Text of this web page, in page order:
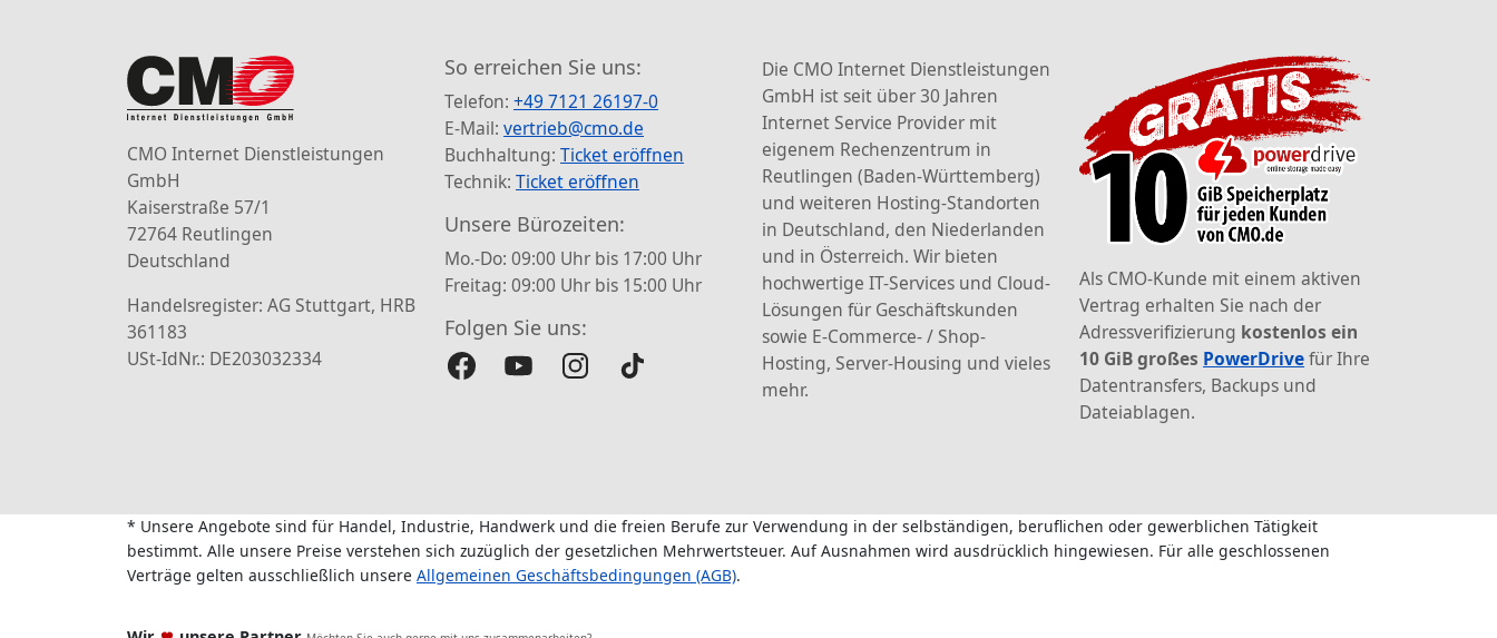
CMO Internet Dienstleistungen
GmbH
Kaiserstraße 57/1
72764 Reutlingen
Deutschland
Handelsregister: AG Stuttgart, HRB
361183
USt-IdNr.: DE203032334
So erreichen Sie uns:
Telefon: +49 7121 26197-0
E-Mail: vertrieb@cmo.de
Buchhaltung: Ticket eröffnen
Technik: Ticket eröffnen
Unsere Bürozeiten:
Mo.-Do: 09:00 Uhr bis 17:00 Uhr
Freitag: 09:00 Uhr bis 15:00 Uhr
Folgen Sie uns:
Die CMO Internet Dienstleistungen
GmbH ist seit über 30 Jahren
Internet Service Provider mit
eigenem Rechenzentrum in
Reutlingen (Baden-Württemberg)
und weiteren Hosting-Standorten
in Deutschland, den Niederlanden
und in Österreich. Wir bieten
hochwertige IT-Services und Cloud-
Lösungen für Geschäftskunden
sowie E-Commerce- / Shop-
Hosting, Server-Housing und vieles
mehr.
Als CMO-Kunde mit einem aktiven
Vertrag erhalten Sie nach der
Adressverifizierung kostenlos ein
10 GiB großes PowerDrivefür Ihre
Datentransfers, Backups und
Dateiablagen.
* Unsere Angebote sind für Handel, Industrie, Handwerk und die freien Berufe zur Verwendung in der selbständigen, beruflichen oder gewerblichen Tätigkeit
bestimmt. Alle unsere Preise verstehen sich zuzüglich der gesetzlichen Mehrwertsteuer. Auf Ausnahmen wird ausdrücklich hingewiesen. Für alle geschlossenen
Verträge gelten ausschließlich unsere Allgemeinen Geschäftsbedingungen (AGB).